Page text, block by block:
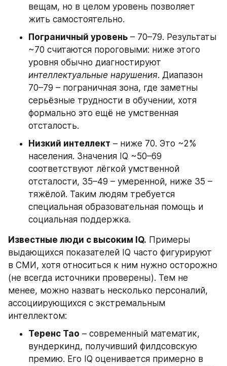
вещам, но в целом уровень позволяет
жить самостоятельно.
Пограничный уровень – 70–79. Результаты
~70 считаются пороговыми: ниже этого
интеллектуальные нарушения. Диапазон
70–79 – пограничная зона, где заметны
серьёзные трудности в обучении, хотя
формально это ещё не умственная
отсталость.
Низкий интеллект – ниже 70. Это ~2%
населения. Значения IQ ~50–69
соответствуют лёгкой умственной
отсталости, 35–49 – умеренной, ниже 35 –
тяжёлой. Таким людям требуется
специальная образовательная помощь и
социальная поддержка.
Известные люди с высоким IQ. Примеры
выдающихся показателей IQ часто фигурируют
в СМИ, хотя относиться к ним нужно осторожно
(не всегда источники проверены). Тем не
менее, можно назвать несколько персоналий,
ассоциирующихся с экстремальным
интеллектом:
Теренс Тао – современный математик,
вундеркинд, получивший филдсовскую